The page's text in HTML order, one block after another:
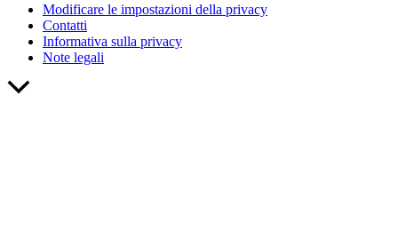
Modificare le impostazioni della privacy
Contatti
Informativa sulla privacy
Note legali